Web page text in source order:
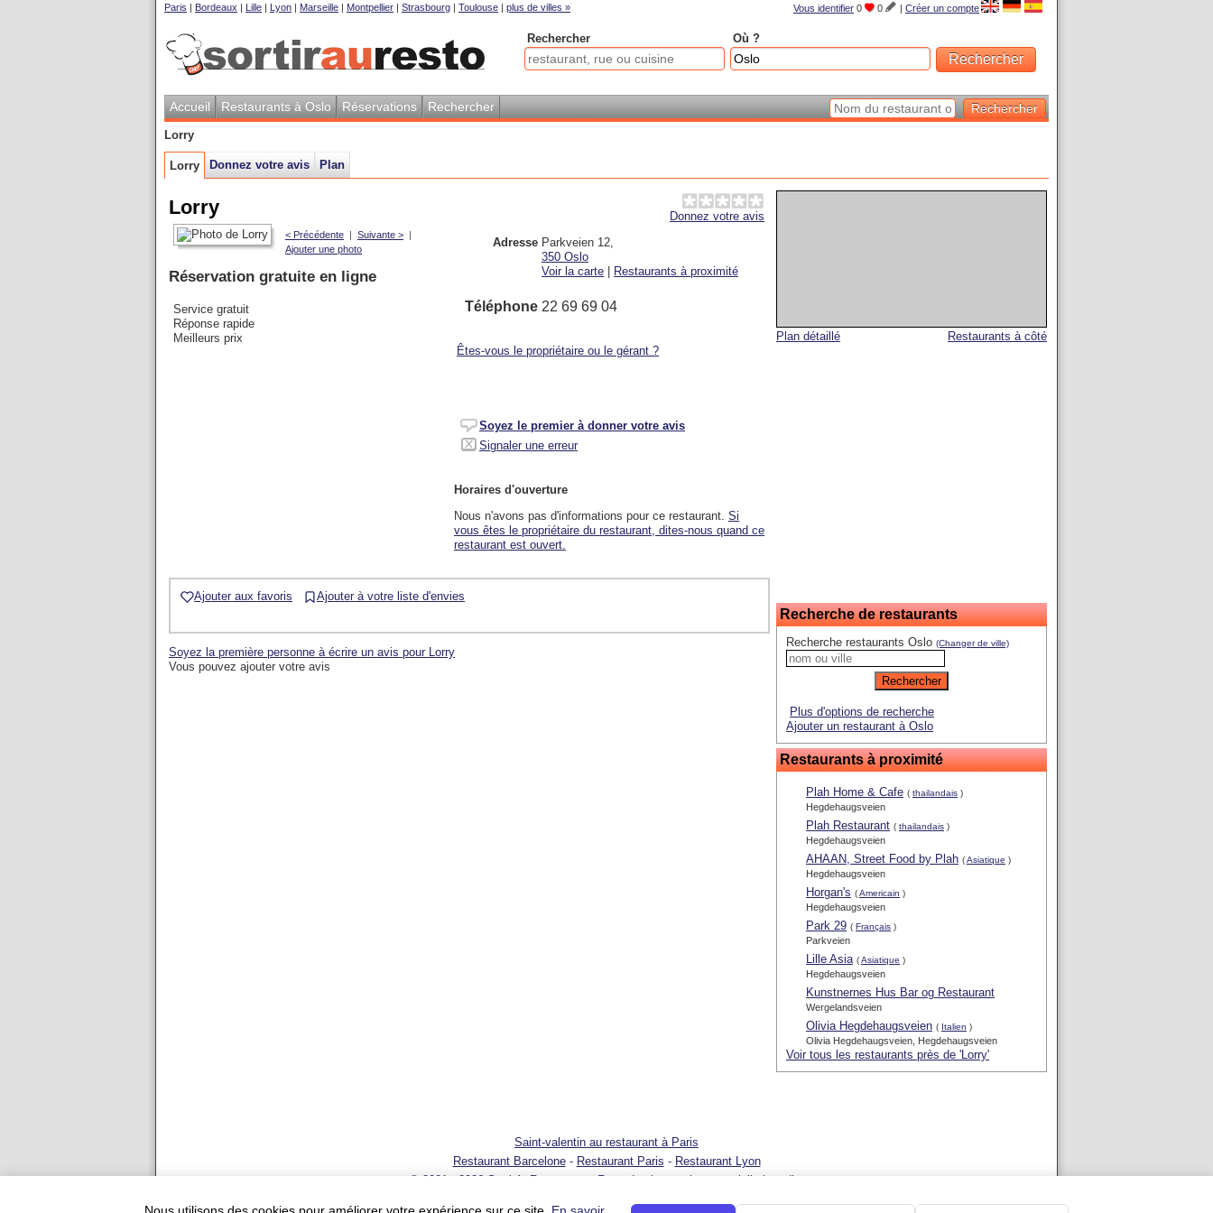
Vous identifier 0 0 | Créer un compte
Paris | Bordeaux | Lille | Lyon | Marseille | Montpellier | Strasbourg | Toulouse | plus de villes »
Rechercher Où ?
Accueil Restaurants à Oslo Réservations Rechercher
Lorry
Lorry Donnez votre avis Plan
Restaurants à côté
Plan détaillé
Recherche de restaurants
Recherche restaurants Oslo (Changer de ville)
Plus d'options de recherche
Ajouter un restaurant à Oslo
Restaurants à proximité
Plah Home & Cafe ( thailandais )
Hegdehaugsveien
Plah Restaurant ( thailandais )
Hegdehaugsveien
AHAAN, Street Food by Plah (Asiatique )
Hegdehaugsveien
Horgan's (Americain )
Hegdehaugsveien
Park 29 ( Français )
Parkveien
Lille Asia (Asiatique )
Hegdehaugsveien
Kunstnernes Hus Bar og Restaurant
Wergelandsveien
Olivia Hegdehaugsveien ( Italien )
Olivia Hegdehaugsveien, Hegdehaugsveien
Voir tous les restaurants près de 'Lorry'
Donnez votre avis
Lorry
Adresse Parkveien 12,
350 Oslo
Voir la carte
Restaurants à proximité
Téléphone 22 69 69 04
Êtes-vous le propriétaire ou le gérant ?
Soyez le premier à donner votre avis
Signaler une erreur
Horaires d'ouverture
Nous n'avons pas d'informations pour ce restaurant. Si
vous êtes le propriétaire du restaurant, dites-nous quand ce
restaurant est ouvert.
< Précédente | Suivante > |
Ajouter une photo
Réservation gratuite en ligne
Service gratuit
Réponse rapide
Meilleurs prix
Ajouter aux favoris Ajouter à votre liste d'envies
Soyez la première personne à écrire un avis pour Lorry
Vous pouvez ajouter votre avis
Saint-valentin au restaurant à Paris
Restaurant Barcelone- Restaurant Paris - Restaurant Lyon
© 2001 - 2026 SortirAuResto.com - Reproduction totale ou partielle interdite